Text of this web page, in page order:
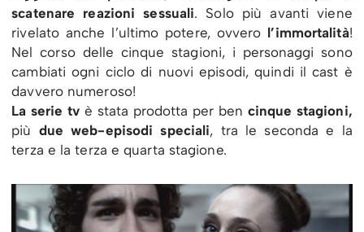
scatenare reazioni sessuali. Solo più avanti viene
rivelato anche l’ultimo potere, ovvero l’immortalità!
Nel corso delle cinque stagioni, i personaggi sono
cambiati ogni ciclo di nuovi episodi, quindi il cast è
davvero numeroso!
La serie tv è stata prodotta per ben cinque stagioni,
più due web-episodi speciali, tra le seconda e la
terza e la terza e quarta stagione.